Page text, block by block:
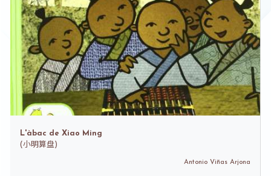
L'àbac de Xiao Ming
(小明算盘)
Antonio Viñas Arjona